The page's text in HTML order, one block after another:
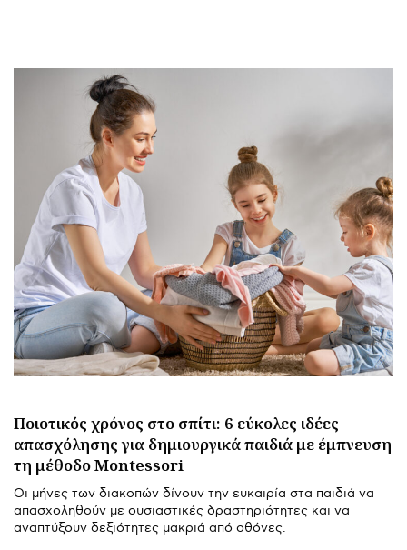
Ποιοτικός χρόνος στο σπίτι: 6 εύκολες ιδέες
απασχόλησης για δημιουργικά παιδιά με έμπνευση
τη μέθοδο Montessori
Οι μήνες των διακοπών δίνουν την ευκαιρία στα παιδιά να
απασχοληθούν με ουσιαστικές δραστηριότητες και να
αναπτύξουν δεξιότητες μακριά από οθόνες.